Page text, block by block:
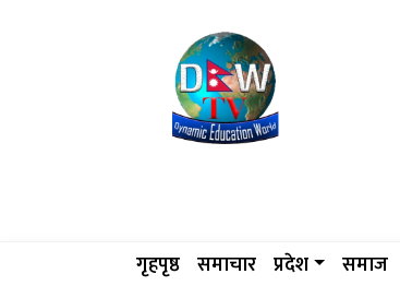
गृहपृष्ठ समाचार प्रदेश समाज